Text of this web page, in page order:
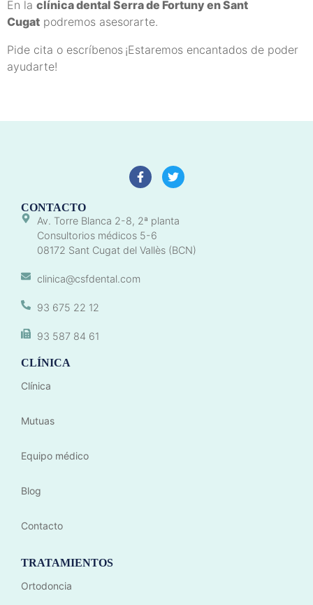
En la clínica dental Serra de Fortuny en Sant
Cugat podremos asesorarte.
Pide cita o escríbenos ¡Estaremos encantados de poder
ayudarte!
CONTACTO
Av. Torre Blanca 2-8, 2ª planta
Consultorios médicos 5-6
08172 Sant Cugat del Vallès (BCN)
clinica@csfdental.com
93 675 22 12
93 587 84 61
CLÍNICA
Clínica
Mutuas
Equipo médico
Blog
Contacto
TRATAMIENTOS
Ortodoncia